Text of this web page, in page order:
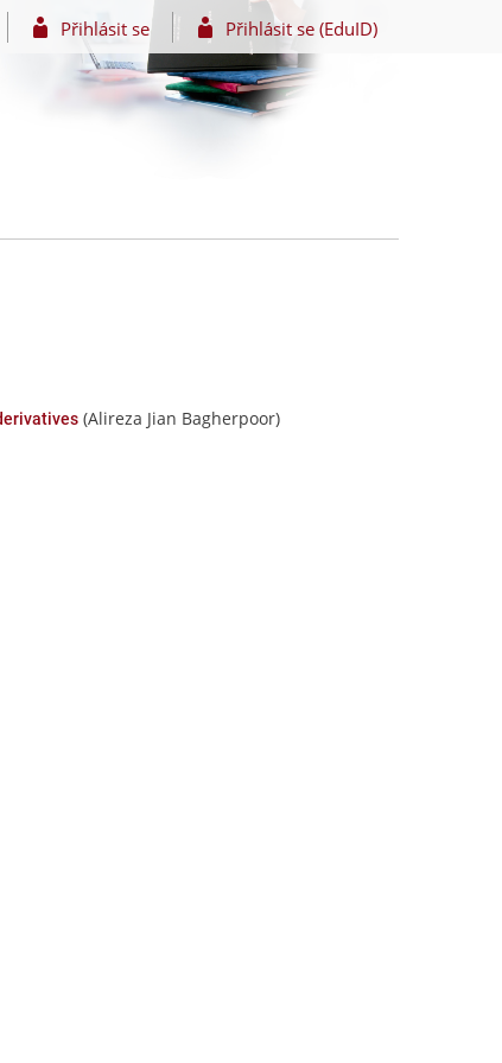
Přihlásit se Přihlásit se (EduID)
(Alireza Jian Bagherpoor)